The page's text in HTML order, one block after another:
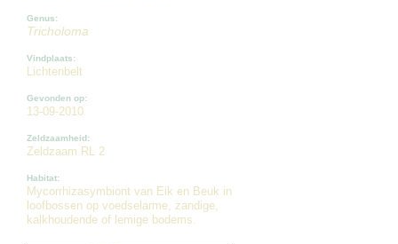
Genus:
Tricholoma
Vindplaats:
Lichtenbelt
Gevonden op:
13-09-2010
Zeldzaamheid:
Zeldzaam RL 2
Habitat:
Mycorrhizasymbiont van Eik en Beuk in
loofbossen op voedselarme, zandige,
kalkhoudende of lemige bodems.